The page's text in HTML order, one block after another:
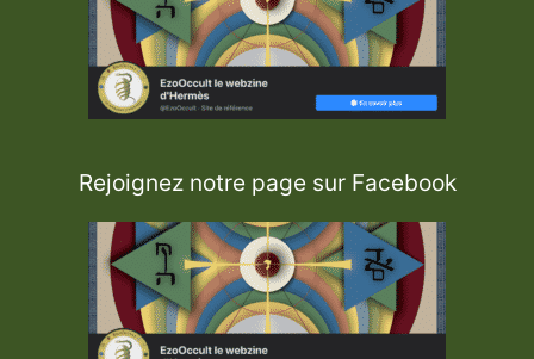
Rejoignez notre page sur Facebook